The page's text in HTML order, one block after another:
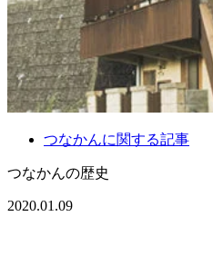
つなかんに関する記事
つなかんの歴史
2020.01.09